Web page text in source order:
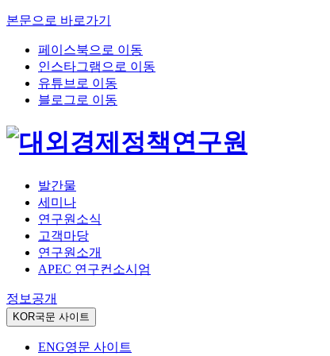
본문으로 바로가기
페이스북으로 이동
인스타그램으로 이동
유튜브로 이동
블로그로 이동
발간물
세미나
연구원소식
고객마당
연구원소개
APEC 연구컨소시엄
정보공개
KOR국문 사이트
ENG영문 사이트